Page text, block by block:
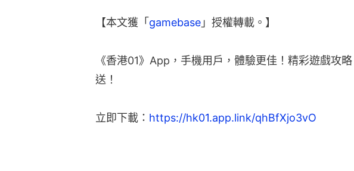
【本文獲「gamebase 」授權轉載。】
《香港01》App，手機用戶，體驗更佳！精彩遊戲攻
送！
立即下載： https://hk01.app.link/qhBfXjo3vO